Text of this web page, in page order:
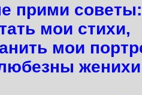
прими советы:
мои стихи,
мои